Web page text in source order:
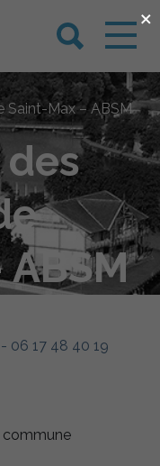
Saint-Max – ABSM
06 17 48 40 19
commune
×